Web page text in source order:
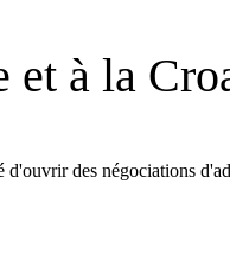
et à la
des négociations